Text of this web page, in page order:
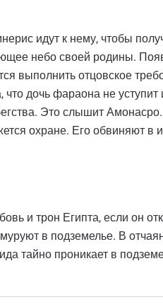
идут к нему, чтобы
небо своей родины.
выполнить отцовское
дочь фараона не
Это слышит
охране. Его обвиняют в
и трон Египта, если он
в подземелье. В
тайно проникает в